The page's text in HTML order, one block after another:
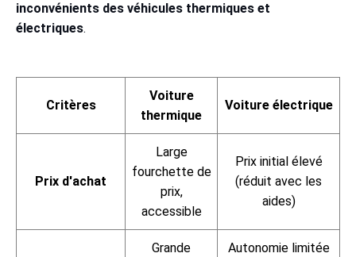
inconvénients des véhicules thermiques et
électriques.
Critères
Voiture
thermique
Voiture électrique
Prix d'achat
Large
fourchette de
prix,
accessible
Prix initial élevé
(réduit avec les
aides)
Grande
Autonomie limitée